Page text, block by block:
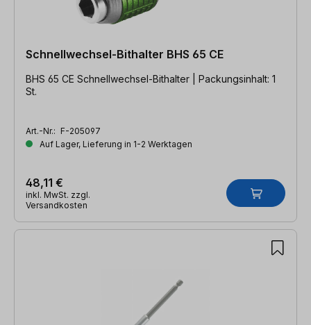
Schnellwechsel-Bithalter BHS 65 CE
BHS 65 CE Schnellwechsel-Bithalter | Packungsinhalt: 1
St.
Art.-Nr.: F-205097
Auf Lager, Lieferung in 1-2 Werktagen
48,11 €
inkl. MwSt. zzgl.
Versandkosten